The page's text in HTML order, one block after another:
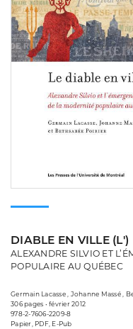
DIABLE EN VILLE (L')
ALEXANDRE SILVIO ET
POPULAIRE AU QUÉBEC
Germain Lacasse , Johanne Massé ,
306 pages • février 2012
978-2-7606-2209-8
Papier, PDF, E-Pub